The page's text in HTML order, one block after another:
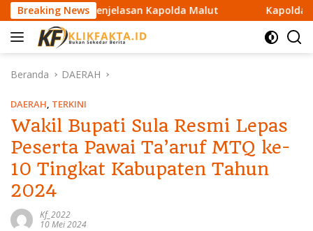
a
Breaking News
Penjelasan Kapolda Malut Kapolda Maluku Utara
Beranda DAERAH
DAERAH, TERKINI
Wakil Bupati Sula Resmi Lepas
Peserta Pawai Ta’aruf MTQ ke-
10 Tingkat Kabupaten Tahun
2024
Kf_2022
10 Mei 2024